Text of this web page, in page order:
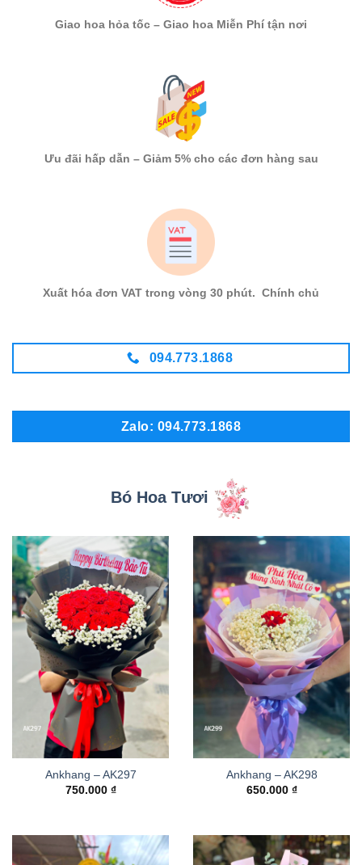
Giao hoa hỏa tốc – Giao hoa Miễn Phí tận nơi
Ưu đãi hấp dẫn – Giảm 5% cho các đơn hàng sau
Xuất hóa đơn VAT trong vòng 30 phút. Chính chủ
094.773.1868
Zalo: 094.773.1868
Bó Hoa Tươi
Ankhang – AK297
750.000 ₫
Ankhang – AK298
650.000 ₫